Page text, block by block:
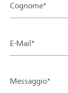
Cognome*
E-Mail*
Messaggio*